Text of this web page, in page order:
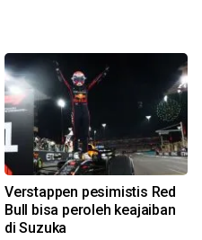
Verstappen pesimistis Red
Bull bisa peroleh keajaiban
di Suzuka